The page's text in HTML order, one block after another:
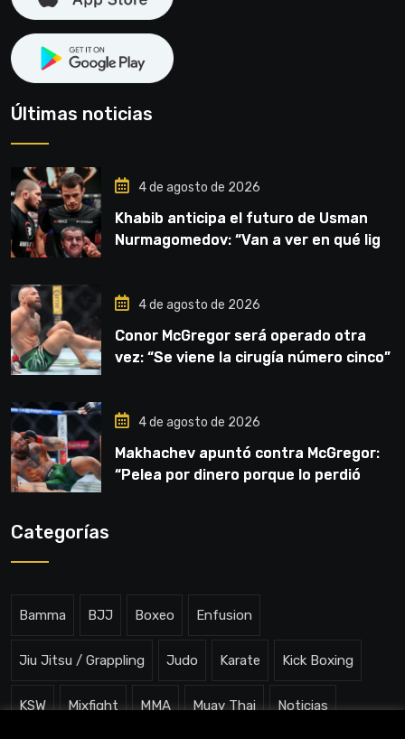
Últimas noticias
4 de agosto de 2026
Khabib anticipa el futuro de Usman
Nurmagomedov: “Van a ver en qué liga
4 de agosto de 2026
Conor McGregor será operado otra
vez: “Se viene la cirugía número cinco”
4 de agosto de 2026
Makhachev apuntó contra McGregor:
“Pelea por dinero porque lo perdió
Categorías
Bamma BJJ Boxeo Enfusion
Jiu Jitsu / Grappling Judo Karate Kick Boxing
KSW Mixfight MMA Muay Thai Noticias